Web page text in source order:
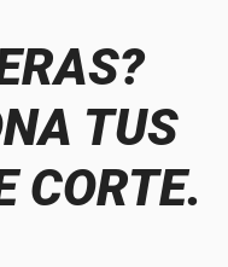
TUS
CORTE.